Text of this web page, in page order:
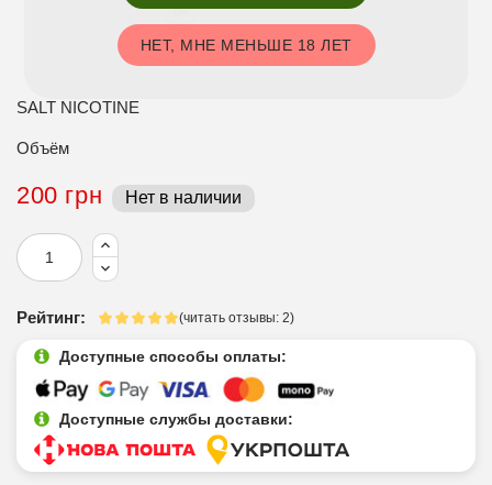
SALT NICOTINE
Объём
200 грн Нет в наличии
Рейтинг: (читать отзывы: 2)
Доступные способы оплаты:
Доступные службы доставки:
НЕТ, МНЕ МЕНЬШЕ 18 ЛЕТ